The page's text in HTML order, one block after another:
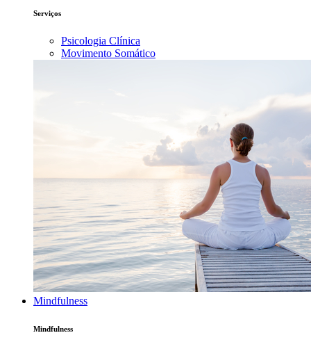
Serviços
Psicologia Clínica
Movimento Somático
Mindfulness
Mindfulness